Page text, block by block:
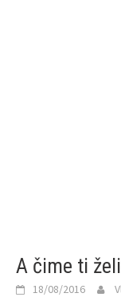
A čime ti
18/08/2016